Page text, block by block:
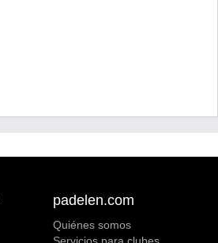
padelen.com
Quiénes somos